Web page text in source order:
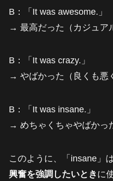
B：「It was awesome.」
→ 最高だった（カジュア
B：「It was crazy.」
→ やばかった（良くも悪
B：「It was insane.」
→ めちゃくちゃやばかっ
このように、「insane」
興奮を強調したいとき に